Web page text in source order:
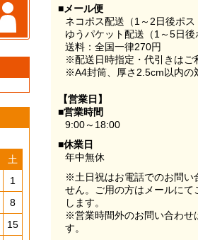
土
1
8
15
■メール便
ネコポス配送（1～2日後ポ
ゆうパケット配送（1～5日
送料：全国一律270円
※配送日時指定・代引きはご
※A4封筒、厚さ2.5cm以内の
【営業日】
■営業時間
9:00～18:00
■休業日
年中無休
※土日祝はお電話でのお問い
せん。ご用の方はメールに
します。
※営業時間外のお問い合わせ
す。